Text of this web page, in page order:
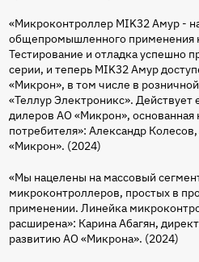
«Микроконтроллер MIK32 Амур -
общепромышленного применения
Тестирование и отладка успешно
серии, и теперь MIK32 Амур
«Микрон», в том числе в
«Теллур Электроникс». Действует
дилеров АО «Микрон», основанная
потребителя»: Александр
«Микрон». (2024)
«Мы нацелены на массовый
микроконтроллеров, простых в
применении. Линейка
расширена»: Карина Абагян,
развитию АО «Микрона». (2024)